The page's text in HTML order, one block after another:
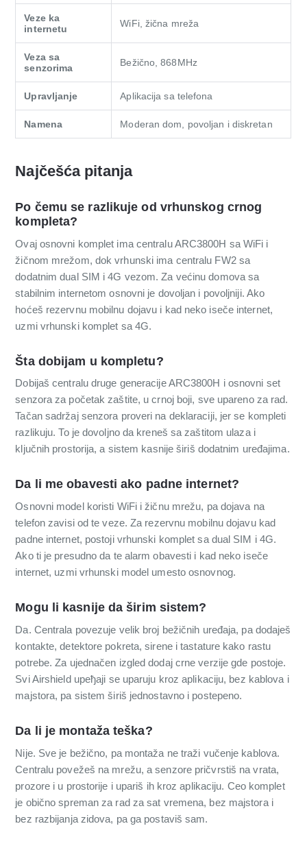
Veze ka
internetu
WiFi, žična mreža
Veza sa
senzorima
Bežično, 868MHz
Upravljanje Aplikacija sa telefona
Namena Moderan dom, povoljan i diskretan
Najčešća pitanja
Po čemu se razlikuje od vrhunskog crnog
kompleta?
Ovaj osnovni komplet ima centralu ARC3800H sa WiFi i
žičnom mrežom, dok vrhunski ima centralu FW2 sa
dodatnim dual SIM i 4G vezom. Za većinu domova sa
stabilnim internetom osnovni je dovoljan i povoljniji. Ako
hoćeš rezervnu mobilnu dojavu i kad neko iseče internet,
uzmi vrhunski komplet sa 4G.
Šta dobijam u kompletu?
Dobijaš centralu druge generacije ARC3800H i osnovni set
senzora za početak zaštite, u crnoj boji, sve upareno za rad.
Tačan sadržaj senzora proveri na deklaraciji, jer se kompleti
razlikuju. To je dovoljno da kreneš sa zaštitom ulaza i
ključnih prostorija, a sistem kasnije širiš dodatnim uređajima.
Da li me obavesti ako padne internet?
Osnovni model koristi WiFi i žičnu mrežu, pa dojava na
telefon zavisi od te veze. Za rezervnu mobilnu dojavu kad
padne internet, postoji vrhunski komplet sa dual SIM i 4G.
Ako ti je presudno da te alarm obavesti i kad neko iseče
internet, uzmi vrhunski model umesto osnovnog.
Mogu li kasnije da širim sistem?
Da. Centrala povezuje velik broj bežičnih uređaja, pa dodaješ
kontakte, detektore pokreta, sirene i tastature kako rastu
potrebe. Za ujednačen izgled dodaj crne verzije gde postoje.
Svi Airshield uређaji se uparuju kroz aplikaciju, bez kablova i
majstora, pa sistem širiš jednostavno i postepeno.
Da li je montaža teška?
Nije. Sve je bežično, pa montaža ne traži vučenje kablova.
Centralu povežeš na mrežu, a senzore pričvrstiš na vrata,
prozore i u prostorije i upariš ih kroz aplikaciju. Ceo komplet
je obično spreman za rad za sat vremena, bez majstora i
bez razbijanja zidova, pa ga postaviš sam.